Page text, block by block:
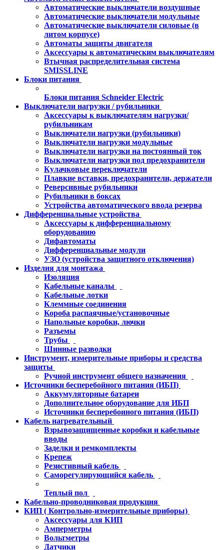
Автоматические выключатели воздушные
Автоматические выключатели модульные
Автоматические выключатели силовые (в
литом корпусе)
Автоматы защиты двигателя
Аксессуары к автоматическим выключателям
Втычная распределительная система
SMISSLINE
Блоки питания
Блоки питания Schneider Electric
Выключатели нагрузки / рубильники
Аксессуары к выключателям нагрузки/
рубильникам
Выключатели нагрузки (рубильники)
Выключатели нагрузки модульные
Выключатели нагрузки на постоянный ток
Выключатели нагрузки под предохранители
Кулачковые переключатели
Плавкие вставки, предохранители, держатели
Реверсивные рубильники
Рубильники в боксах
Устройства автоматического ввода резерва
Дифференциальные устройства
Аксессуары к дифференциальному
оборудованию
Дифавтоматы
Дифференциальные модули
УЗО (устройства защитного отключения)
Изделия для монтажа
Изоляция
Кабельные каналы
Кабельные лотки
Клеммные соединения
Короба распаячные/установочные
Напольные коробки, лючки
Разъемы
Трубы
Шинные разводки
Инструмент, измерительные приборы и средства
защиты
Ручной инструмент общего назначения
Источники бесперебойного питания (ИБП)
Аккумуляторные батареи
Дополнительное оборудование для ИБП
Источники бесперебоиного питания (ИБП)
Кабель нагревательный
Взрывозащищенные коробки и кабельные
вводы
Заделки и ремкомплекты
Крепеж
Резистивный кабель
Саморегулирующийся кабель
Теплый пол
Кабельно-проводниковая продукция
КИП ( Контрольно-измерительные приборы)
Аксессуары для КИП
Амперметры
Вольтметры
Датчики